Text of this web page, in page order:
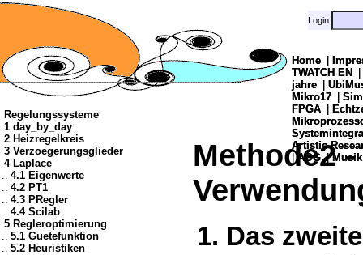
Home
TWATCH EN
jahre
Mikro17
FPGA
Artistic
| AOG |Musik
Login:
Regelungssysteme
1 day_by_day
2 Heizregelkreis
3 Verzoegerungsglieder
4 Laplace
.. 4.1 Eigenwerte
.. 4.2 PT1
.. 4.3 PRegler
.. 4.4 Scilab
5 Regleroptimierung
.. 5.1 Guetefunktion
.. 5.2 Heuristiken
Home
TWATCH EN
jahre
Mikro17
FPGA
Artistic
| AOG |Musik
Login:
Methode2
Das